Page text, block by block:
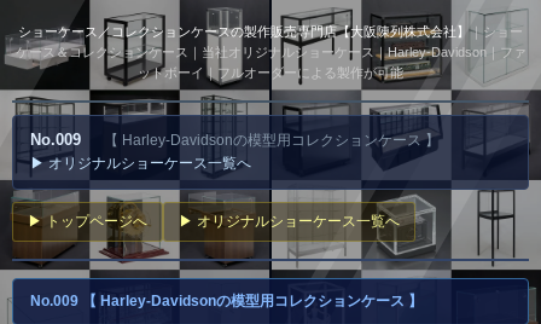
ショーケース／コレクションケースの製作販売専門店【大阪陳列株式会社】｜ショー
ケース＆コレクションケース｜当社オリジナルショーケース｜Harley-Davidson｜ファ
ットボーイ｜フルオーダーによる製作が可能
No.009
【 Harley-Davidsonの模型用コレクションケース 】
▶ オリジナルショーケース一覧へ
▶ トップページへ ▶ オリジナルショーケース一覧へ
No.009 【 Harley-Davidsonの模型用コレクションケース 】